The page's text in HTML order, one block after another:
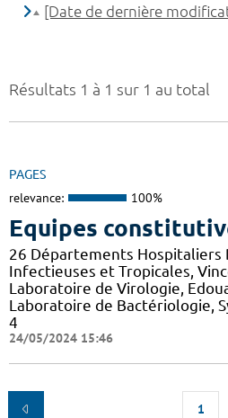
Résultats 1 à 1 sur 1 au total
PAGES
relevance: 100%
Equipes
26 Départements Hospitaliers
Infectieuses et Tropicales,
Laboratoire de Virologie,
Laboratoire de Bactériologie,
4
24/05/2024 15:46
1
[Date de dernière